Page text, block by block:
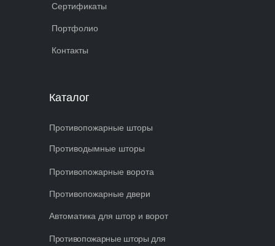
Сертификаты
Портфолио
Контакты
Каталог
Противопожарные шторы
Противодымные шторы
Противопожарные ворота
Противопожарные двери
Автоматика для штор и ворот
Противопожарные шторы для